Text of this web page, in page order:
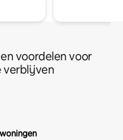
voordelen voor
verblijven